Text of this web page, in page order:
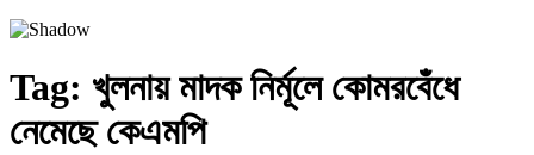
Tag: খুলনায় মাদক নির্মূলে কোমরবেঁধে
নেমেছে কেএমপি